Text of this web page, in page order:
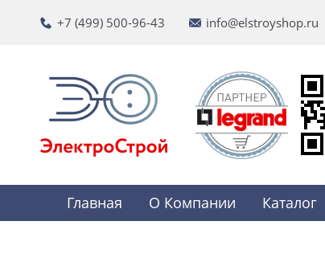
+7 (499) 500-96-43 info@elstroyshop.ru
Главная О Компании Каталог